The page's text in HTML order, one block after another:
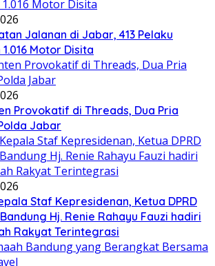
Berencana Pindahkan Seluruh Pabrik
Agustus 2018
Bingung “Petugas Mewajibkan Harus
Mengemudi”
201617 Komentar
Tahun 2017, SMA-SMK Negeri di
Tarik DSP
4 Desember 201610 Komentar
Siswa SMK PU Negeri Bandung
9 Komentar